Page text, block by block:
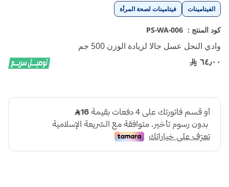
الفيتامينات فيتامينات لصحة المرأة
كود المنتج : PS-WA-006
وادي النحل عسل جالا لزيادة الوزن 500 جم
٦٤٫٠٠
تخطي
إلى
بداية
معرض
الصور